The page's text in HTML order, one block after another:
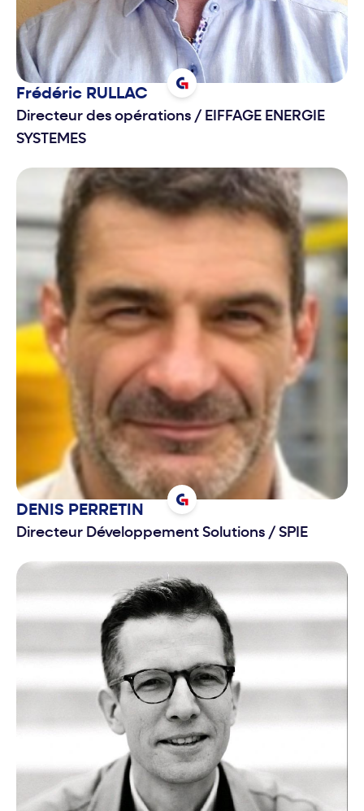
Frédéric RULLAC
Directeur des opérations / EIFFAGE ENERGIE
SYSTEMES
DENIS PERRETIN
Directeur Développement Solutions / SPIE